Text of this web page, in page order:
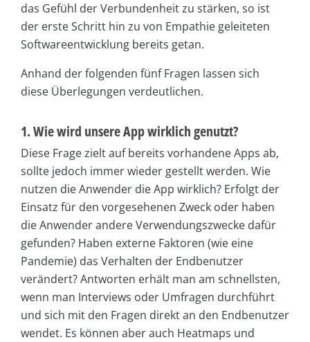
das Gefühl der Verbundenheit zu stärken, so ist
der erste Schritt hin zu von Empathie geleiteten
Softwareentwicklung bereits getan.
Anhand der folgenden fünf Fragen lassen sich
diese Überlegungen verdeutlichen.
1. Wie wird unsere App wirklich genutzt?
Diese Frage zielt auf bereits vorhandene Apps ab,
sollte jedoch immer wieder gestellt werden. Wie
nutzen die Anwender die App wirklich? Erfolgt der
Einsatz für den vorgesehenen Zweck oder haben
die Anwender andere Verwendungszwecke dafür
gefunden? Haben externe Faktoren (wie eine
Pandemie) das Verhalten der Endbenutzer
verändert? Antworten erhält man am schnellsten,
wenn man Interviews oder Umfragen durchführt
und sich mit den Fragen direkt an den Endbenutzer
wendet. Es können aber auch Heatmaps und